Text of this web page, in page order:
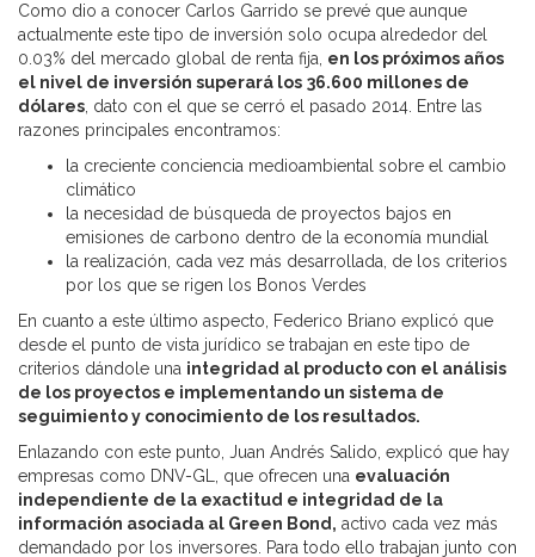
Como dio a conocer Carlos Garrido se prevé que aunque
actualmente este tipo de inversión solo ocupa alrededor del
0.03% del mercado global de renta fija, en los próximos años
el nivel de inversión superará los 36.600 millones de
dólares , dato con el que se cerró el pasado 2014. Entre las
razones principales encontramos:
la creciente conciencia medioambiental sobre el cambio
climático
la necesidad de búsqueda de proyectos bajos en
emisiones de carbono dentro de la economía mundial
la realización, cada vez más desarrollada, de los criterios
por los que se rigen los Bonos Verdes
En cuanto a este último aspecto, Federico Briano explicó que
desde el punto de vista jurídico se trabajan en este tipo de
criterios dándole una integridad al producto con el análisis
de los proyectos e implementando un sistema de
seguimiento y conocimiento de los resultados.
Enlazando con este punto, Juan Andrés Salido, explicó que hay
empresas como DNV-GL, que ofrecen una evaluación
independiente de la exactitud e integridad de la
información asociada al Green Bond, activo cada vez más
demandado por los inversores. Para todo ello trabajan junto con